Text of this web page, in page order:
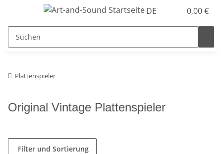
DE 0,00 €
Plattenspieler
Original Vintage Plattenspieler
Filter und Sortierung